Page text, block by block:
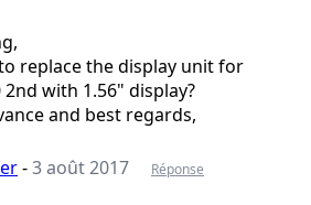
replace the display unit for
with 1.56" display?
and best regards,
-3 août 2017
Réponse